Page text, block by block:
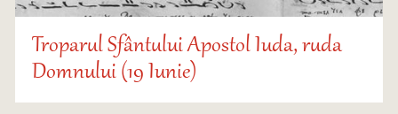
Troparul Sfântului Apostol Iuda, ruda
Domnului (19 Iunie)